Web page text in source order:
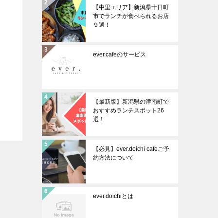
【中里エリア】新潟県十日町
市でランチが食べられるお店
９選！
ever.cafeのサービス
【最新版】新潟県の津南町で
おすすめランチスポット26
選！
【必見】ever.doichi cafeご予
約方法について
ever.doichiとは